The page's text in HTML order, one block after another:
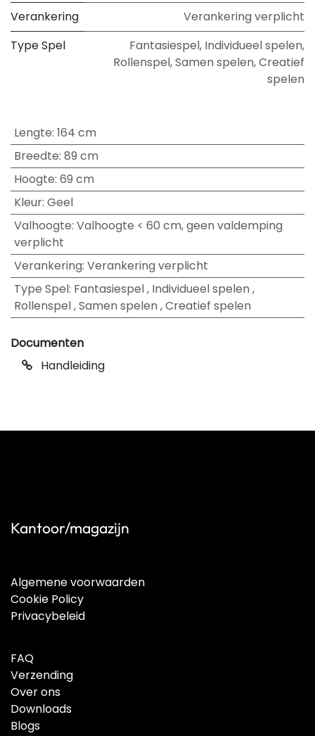
Verankering
Verankering verplicht
Type Spel
Fantasiespel, Individueel spelen,
Rollenspel,Samen spelen,Creatief
spelen
Lengte: 164 cm
Breedte: 89 cm
Hoogte: 69 cm
Kleur: Geel
Valhoogte: Valhoogte < 60 cm, geen valdemping
verplicht
Verankering: Verankering verplicht
Type Spel: Fantasiespel, Individueel spelen,
Rollenspel,Samen spelen,Creatief spelen
Documenten
Handleiding
Kantoor/magazijn
Algemene voorwaarden
Cookie Policy
Privacybeleid
FAQ
Verzending
Over ons
Downloads
Blogs